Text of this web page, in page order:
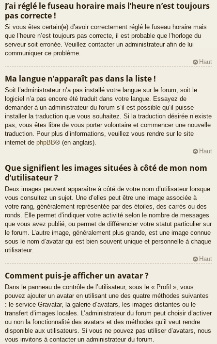
J’ai réglé le fuseau horaire mais l’heure n’est toujours
pas correcte !
Si vous êtes certain(e) d’avoir correctement réglé le fuseau horaire mais
que l’heure n’est toujours pas correcte, il est probable que l’horloge du
serveur soit erronée. Veuillez contacter un administrateur afin de lui
communiquer ce problème.
Haut
Ma langue n’apparaît pas dans la liste !
Soit l’administrateur n’a pas installé votre langue sur le forum, soit le
logiciel n’a pas encore été traduit dans votre langue. Essayez de
demander à un administrateur du forum s’il est possible qu’il puisse
installer la traduction que vous souhaitez. Si la traduction désirée n’existe
pas, vous êtes libre de vous porter volontaire et commencer une nouvelle
traduction. Pour plus d’informations, veuillez vous rendre sur le site
internet de phpBB® (en anglais).
Haut
Que signifient les images situées à côté de mon nom
d’utilisateur ?
Deux images peuvent apparaître à côté de votre nom d’utilisateur lorsque
vous consultez un sujet. Une d’elles peut être une image associée à
votre rang, généralement représentée par des étoiles, des carrés ou des
ronds. Elle permet d’indiquer votre activité selon le nombre de messages
que vous avez publié, ou permet de différencier votre statut particulier sur
le forum. L’autre image, généralement plus grande, est une image connue
sous le nom d’avatar qui est bien souvent unique et personnelle à chaque
utilisateur.
Haut
Comment puis-je afficher un avatar ?
Dans le panneau de contrôle de l’utilisateur, sous le « Profil », vous
pouvez ajouter un avatar en utilisant une des quatre méthodes suivantes
: le service Gravatar, la galerie d’avatars, les images distantes ou le
transfert d’images locales. L’administrateur du forum peut choisir d’activer
ou non la fonctionnalité des avatars et des méthodes qu’il veut rendre
disponible aux utilisateurs. Si vous ne pouvez pas utiliser d’avatars, nous
vous invitons à contacter un administrateur du forum.